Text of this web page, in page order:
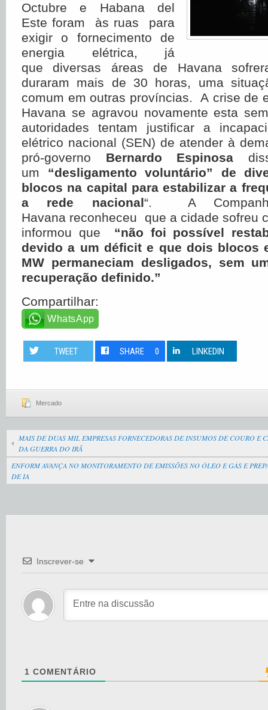
Octubre e Habana del
Este foram às ruas para
exigir o fornecimento de
energia elétrica, já
que diversas áreas de Havana
duraram mais de 30 horas, uma
comum em outras províncias. A crise de
Havana se agravou novamente esta
autoridades tentam justificar a
elétrico nacional (SEN) de atender à
pró-governo Bernardo Espinosa
um “desligamento voluntário” de
blocos na capital para estabilizar a
a rede nacional“. A
Havana reconheceu que a cidade sofreu
informou que “não foi possível
devido a um déficit e que dois blocos
MW permaneciam desligados, sem
recuperação definido.”
Compartilhar:
WhatsApp
TWEET SHARE 0 LINKEDIN
Mercado
MAIS DE DUAS MIL EMPRESAS FORNECEDORAS DE INSUMOS DE COURO E
DA GUERRA DO IRÃ
ENFORM AVANÇA NO MONITORAMENTO DE EMISSÕES NO ÓLEO E GÁS E
DE IA
Inscrever-se
1 COMENTÁRIO